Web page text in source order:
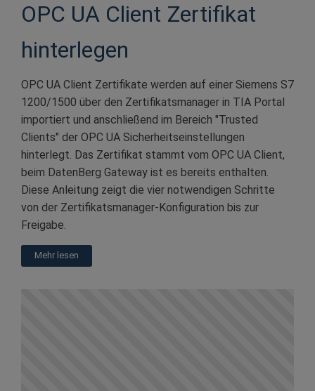
OPC UA Client Zertifikat
hinterlegen
OPC UA Client Zertifikate werden auf einer Siemens S7
1200/1500 über den Zertifikatsmanager in TIA Portal
importiert und anschließend im Bereich "Trusted
Clients" der OPC UA Sicherheitseinstellungen
hinterlegt. Das Zertifikat stammt vom OPC UA Client,
beim DatenBerg Gateway ist es bereits enthalten.
Diese Anleitung zeigt die vier notwendigen Schritte
von der Zertifikatsmanager-Konfiguration bis zur
Freigabe.
Mehr lesen